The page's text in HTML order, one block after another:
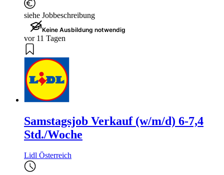
siehe Jobbeschreibung
Keine Ausbildung notwendig
vor 11 Tagen
Samstagsjob Verkauf (w/m/d) 6-7,4
Std./Woche
Lidl Österreich